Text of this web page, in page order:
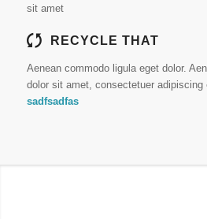
sit amet
RECYCLE THAT
Aenean commodo ligula eget dolor.
dolor sit amet, consectetuer
sadfsadfas